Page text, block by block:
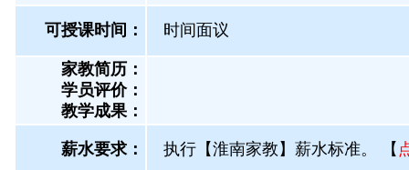
可授课时间： 时间面议
家教简历：
学员评价：
教学成果：
薪水要求： 执行【淮南家教】薪水标准。 【